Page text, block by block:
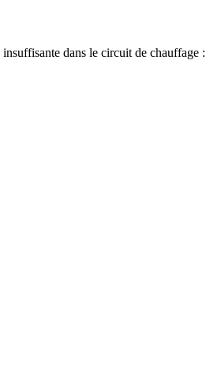
insuffisante dans le circuit de chauffage :